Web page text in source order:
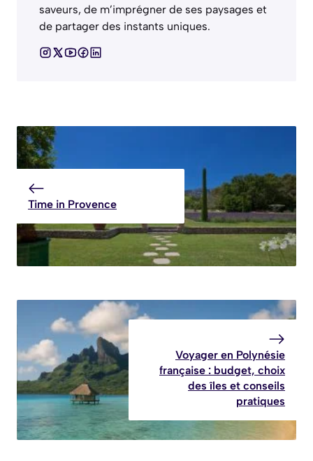
saveurs, de m’imprégner de ses paysages et
de partager des instants uniques.
Time in Provence
Voyager en Polynésie
française : budget, choix
des îles et conseils
pratiques